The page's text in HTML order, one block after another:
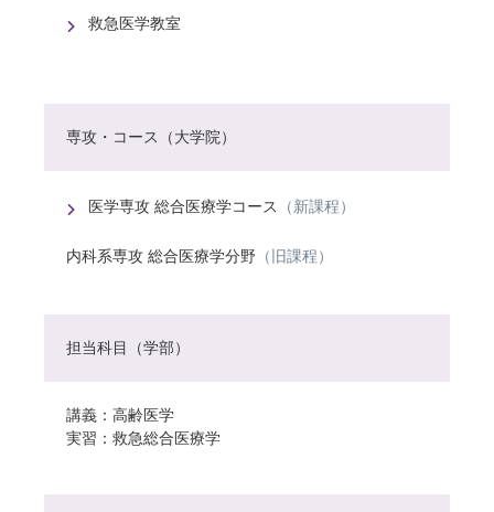
救急医学教室
専攻・コース（大学院）
医学専攻 総合医療学コース （新課程）
内科系専攻 総合医療学分野 （旧課程）
担当科目（学部）
講義：高齢医学
実習：救急総合医療学